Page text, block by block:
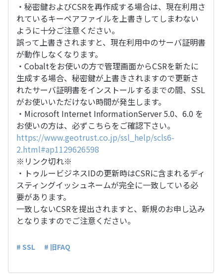
・秘密鍵およびCSRを再作成する場合は、現在利用さ
れているキーペアファイルを上書きしてしまわない
ように十分ご注意ください。
誤って上書きされますと、現在利用中のサーバ証明書
が動作しなくなります。
・Cobaltをお使いの方で管理画面からCSRを新たに
生成する場合、秘密鍵が上書きされますので更新さ
れたサーバ証明書をインストールするまでの間、SSL
がお使いいただけない時間が発生します。
・Microsoft Internet InformationServer 5.0、6.0 を
お使いの方は、必ずこちらをご確認下さい。
https://www.geotrust.co.jp/ssl_help/scls6-
2.html#ap1129626598
※リンク切れ※
・トゥルービジネスIDの更新時はCSRに含まれるディ
スティングイッシュネームが完全に一致している必
要があります。
一致しないCSRを提出されますと、新規のお申し込み
となりますのでご注意ください。
# SSL # 旧FAQ